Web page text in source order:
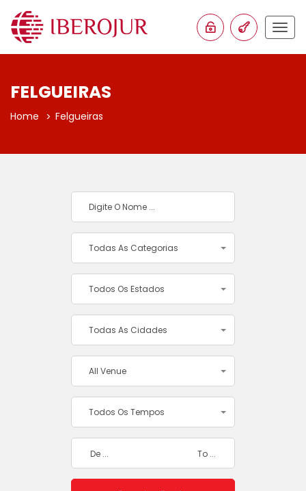
FELGUEIRAS
Home Felgueiras
Todas As Categorias
Todos Os Estados
Todas As Cidades
All Venue
Todos Os Tempos